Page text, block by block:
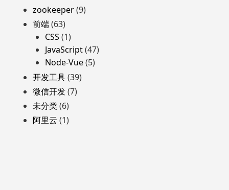
zookeeper(9)
前端(63)
CSS (1)
JavaScript(47)
Node-Vue(5)
开发工具(39)
微信开发(7)
未分类(6)
阿里云 (1)